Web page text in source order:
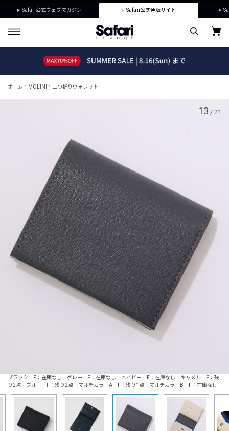
Safari公式ウェブマガジン Safari公式通販サイト
ホーム MOLINI 二つ折りウォレット
ブラック F：在庫なし グレー F：在庫なし ネイビー F：在庫なし キャメル F：残
り2点 ブルー F：残り2点 マルチカラーA F：残り1点 マルチカラーB F：在庫なし
13 / 21